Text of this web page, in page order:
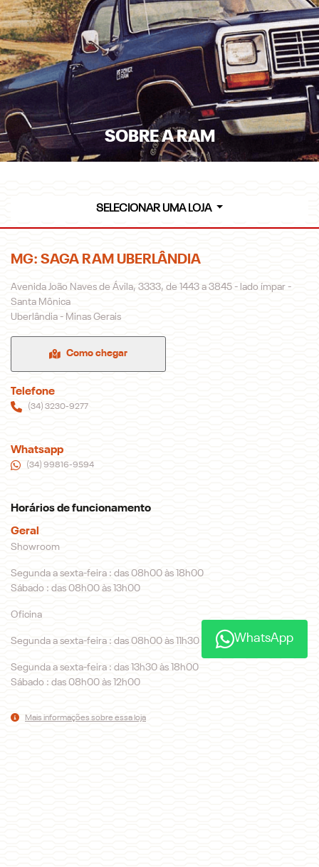
SOBRE A RAM
SELECIONAR UMA LOJA
MG: SAGA RAM UBERLÂNDIA
Avenida João Naves de Ávila, 3333, de 1443 a 3845 - lado ímpar -
Santa Mônica
Uberlândia - Minas Gerais
Como chegar
Telefone
(34) 3230-9277
Whatsapp
(34) 99816-9594
Horários de funcionamento
Geral
Showroom
Segunda a sexta-feira : das 08h00 às 18h00
Sábado : das 08h00 às 13h00
Oficina
Segunda a sexta-feira : das 08h00 às 11h30
Segunda a sexta-feira : das 13h30 às 18h00
Sábado : das 08h00 às 12h00
Mais informações sobre essa loja
WhatsApp